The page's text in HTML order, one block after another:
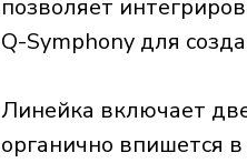
позволяет
Q-Symphony для
Линейка включает
органично впишется